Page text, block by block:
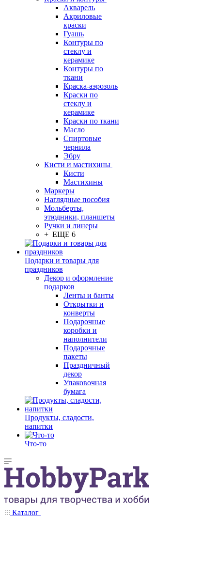
Акварель
Акриловые
краски
Гуашь
Контуры по
стеклу и
керамике
Контуры по
ткани
Краска-аэрозоль
Краски по
стеклу и
керамике
Краски по ткани
Масло
Спиртовые
чернила
Эбру
Кисти и мастихины
Кисти
Мастихины
Маркеры
Наглядные пособия
Мольберты,
этюдники, планшеты
Ручки и линеры
+ ЕЩЕ 6
Подарки и товары для
праздников
Декор и оформление
подарков
Ленты и банты
Открытки и
конверты
Подарочные
коробки и
наполнители
Подарочные
пакеты
Праздничный
декор
Упаковочная
бумага
Продукты, сладости,
напитки
Что-то
Каталог